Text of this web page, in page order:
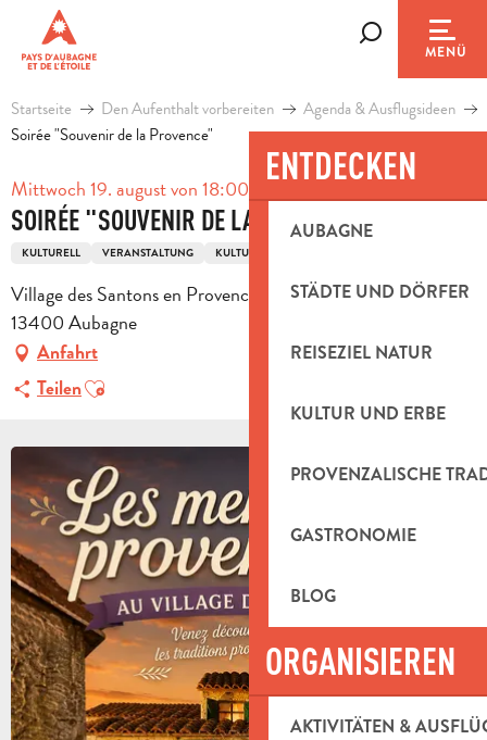
contenu
principal
MENÜ
ENTDECKEN
AUBAGNE
STÄDTE UND DÖRFER
REISEZIEL NATUR
KULTUR UND ERBE
PROVENZALISCHE
GASTRONOMIE
BLOG
ORGANISIEREN
AKTIVITÄTEN &
Startseite Den Aufenthalt vorbereiten
Agenda & Ausflugsideen
Soirée "Souvenir de la Provence"
Mittwoch 19. august von 18:00 bis zu 20:00
SOIRÉE "SOUVENIR DE LA PROVENCE"
KULTURELL VERANSTALTUNG KULTURERBE
Village des Santons en Provence, 16 avenue Antide Boyer,
13400 Aubagne
Anfahrt
TeilenAjouter aux favoris